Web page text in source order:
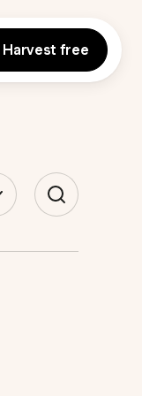
Harvest free